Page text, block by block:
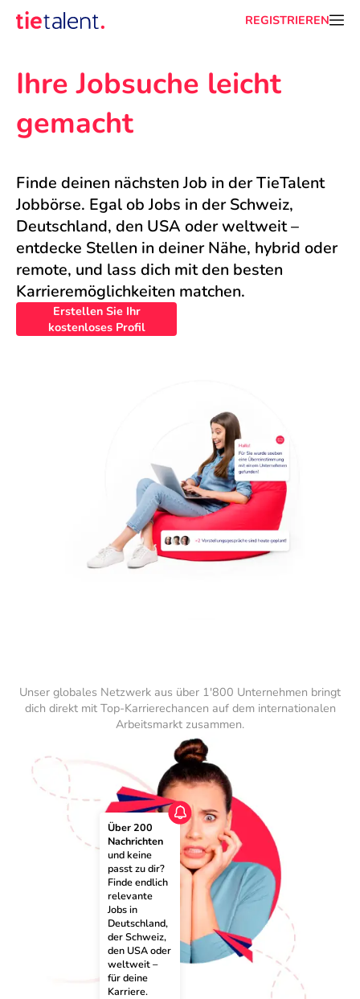
REGISTRIEREN
Ihre Jobsuche leicht
gemacht
Finde deinen nächsten Job in der TieTalent
Jobbörse. Egal ob Jobs in der Schweiz,
Deutschland, den USA oder weltweit –
entdecke Stellen in deiner Nähe, hybrid oder
remote, und lass dich mit den besten
Karrieremöglichkeiten matchen.
Erstellen Sie Ihr
kostenloses Profil
Unser globales Netzwerk aus über 1'800 Unternehmen bringt
dich direkt mit Top-Karrierechancen auf dem internationalen
Arbeitsmarkt zusammen.
Über 200
Nachrichten
und keine
passt zu dir?
Finde endlich
relevante
Jobs in
Deutschland,
der Schweiz,
den USA oder
weltweit –
für deine
Karriere.